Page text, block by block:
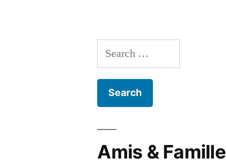
Search
for:
Amis & Famille